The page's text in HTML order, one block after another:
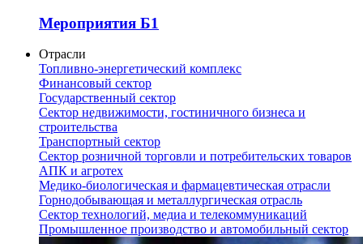
Мероприятия Б1
Отрасли
Топливно-энергетический комплекс
Финансовый сектор
Государственный сектор
Сектор недвижимости, гостиничного бизнеса и
строительства
Транспортный сектор
Сектор розничной торговли и потребительских товаров
АПК и агротех
Медико-биологическая и фармацевтическая отрасли
Горнодобывающая и металлургическая отрасль
Сектор технологий, медиа и телекоммуникаций
Промышленное производство и автомобильный сектор